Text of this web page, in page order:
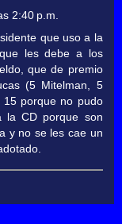
2:40 p.m.
que uso a la
les debe a los
que de premio
(5 Mitelman, 5
porque no pudo
la CD porque son
y no se les cae un